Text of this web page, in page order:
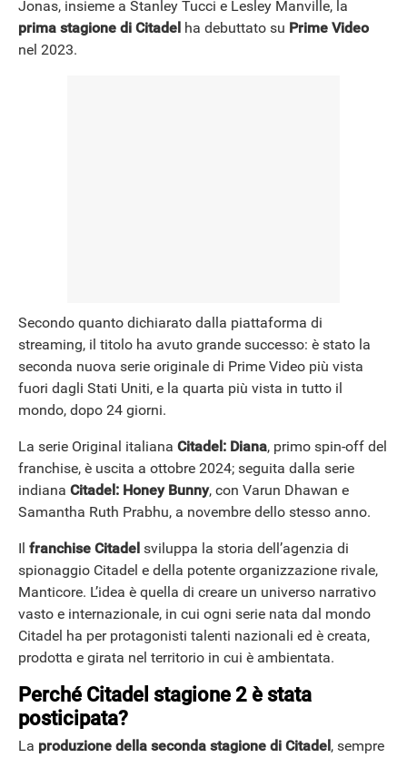
Jonas, insieme a Stanley Tucci e Lesley Manville, la
prima stagione di Citadel ha debuttato su Prime Video
nel 2023.
Secondo quanto dichiarato dalla piattaforma di
streaming, il titolo ha avuto grande successo: è stato la
seconda nuova serie originale di Prime Video più vista
fuori dagli Stati Uniti, e la quarta più vista in tutto il
mondo, dopo 24 giorni.
La serie Original italiana Citadel: Diana, primo spin-off del
franchise, è uscita a ottobre 2024; seguita dalla serie
indiana Citadel: Honey Bunny, con Varun Dhawan e
Samantha Ruth Prabhu, a novembre dello stesso anno.
Il franchise Citadel sviluppa la storia dell’agenzia di
spionaggio Citadel e della potente organizzazione rivale,
Manticore. L’idea è quella di creare un universo narrativo
vasto e internazionale, in cui ogni serie nata dal mondo
Citadel ha per protagonisti talenti nazionali ed è creata,
prodotta e girata nel territorio in cui è ambientata.
Perché Citadel stagione 2 è stata
posticipata?
La produzione della seconda stagione di Citadel , sempre